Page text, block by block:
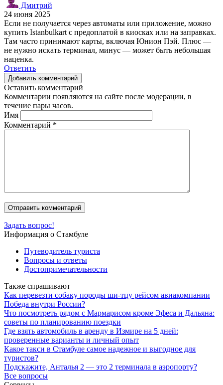
Дмитрий
24 июня 2025
Если не получается через автоматы или приложение, можно
купить Istanbulkart с предоплатой в киосках или на заправках.
Там часто принимают карты, включая Юнион Пэй. Плюс —
не нужно искать терминал, минус — может быть небольшая
наценка.
Ответить
Добавить комментарий
Оставить комментарий
Комментарии появляются на сайте после модерации, в
течение пары часов.
Имя
Комментарий *
Задать вопрос!
Информация о Стамбуле
Путеводитель туриста
Вопросы и ответы
Достопримечательности
Также спрашивают
Как перевезти собаку породы ши-тцу рейсом авиакомпании
Победа внутри России?
Что посмотреть рядом с Мармарисом кроме Эфеса и Дальяна:
советы по планированию поездки
Где взять автомобиль в аренду в Измире на 5 дней:
проверенные варианты и личный опыт
Какое такси в Стамбуле самое надежное и выгодное для
туристов?
Подскажите, Анталья 2 — это 2 терминала в аэропорту?
Все вопросы